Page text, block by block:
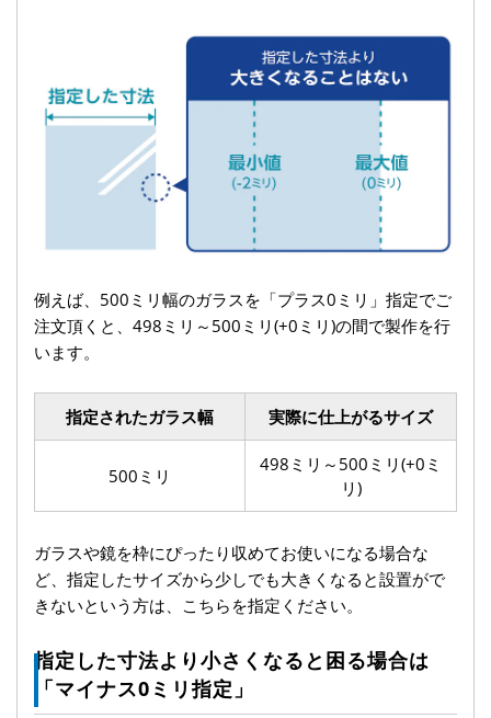
例えば、500ミリ幅のガラスを「プラス0ミリ」指定でご
注文頂くと、498ミリ～500ミリ(+0ミリ)の間で製作を行
います。
指定されたガラス幅 実際に仕上がるサイズ
500ミリ
498ミリ～500ミリ(+0ミ
リ)
ガラスや鏡を枠にぴったり収めてお使いになる場合な
ど、指定したサイズから少しでも大きくなると設置がで
きないという方は、こちらを指定ください。
指定した寸法より小さくなると困る場合は
「マイナス0ミリ指定」